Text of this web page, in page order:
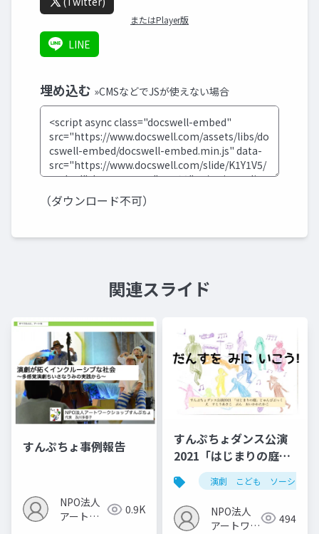
またはPlayer版
LINE
埋め込む »CMSなどでJSが使えない場合
（ダウンロード不可）
関連スライド
すんぷちょ事例報告
NPO法人
アートワ
0.9K
すんぷちょダンス公演
2021「はじまりの庭」
じゅんびぶっく
演劇 こども ソーシャル
NPO法人
アートワー
494